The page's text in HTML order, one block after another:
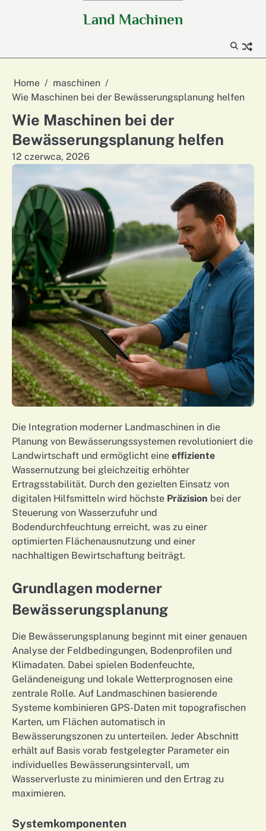
Land Machinen
Home
maschinen
Wie Maschinen bei der Bewässerungsplanung helfen
Wie Maschinen bei der
Bewässerungsplanung helfen
12 czerwca, 2026
Die Integration moderner Landmaschinen in die
Planung von Bewässerungssystemen revolutioniert die
Landwirtschaft und ermöglicht eine effiziente
Wassernutzung bei gleichzeitig erhöhter
Ertragsstabilität. Durch den gezielten Einsatz von
digitalen Hilfsmitteln wird höchste Präzision bei der
Steuerung von Wasserzufuhr und
Bodendurchfeuchtung erreicht, was zu einer
optimierten Flächenausnutzung und einer
nachhaltigen Bewirtschaftung beiträgt.
Grundlagen moderner
Bewässerungsplanung
Die Bewässerungsplanung beginnt mit einer genauen
Analyse der Feldbedingungen, Bodenprofilen und
Klimadaten. Dabei spielen Bodenfeuchte,
Geländeneigung und lokale Wetterprognosen eine
zentrale Rolle. Auf Landmaschinen basierende
Systeme kombinieren GPS-Daten mit topografischen
Karten, um Flächen automatisch in
Bewässerungszonen zu unterteilen. Jeder Abschnitt
erhält auf Basis vorab festgelegter Parameter ein
individuelles Bewässerungsintervall, um
Wasserverluste zu minimieren und den Ertrag zu
maximieren.
Systemkomponenten